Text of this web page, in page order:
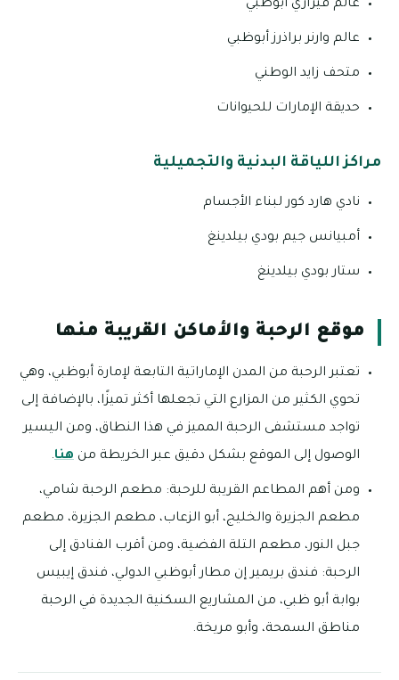
عالم فيراري أبوظبي
عالم وارنر براذرز أبوظبي
متحف زايد الوطني
حديقة الإمارات للحيوانات
مراكز اللياقة البدنية والتجميلية
نادي هارد كور لبناء الأجسام
أمبيانس جيم بودي بيلدينغ
ستار بودي بيلدينغ
موقع الرحبة والأماكن القريبة منها
تعتبر الرحبة من المدن الإماراتية التابعة لإمارة أبوظبي، وهي
تحوي الكثير من المزارع التي تجعلها أكثر تميزًا، بالإضافة إلى
تواجد مستشفى الرحبة المميز في هذا النطاق، ومن اليسير
الوصول إلى الموقع بشكل دقيق عبر الخريطة من هنا.
ومن أهم المطاعم القريبة للرحبة: مطعم الرحبة شامي،
مطعم الجزيرة والخليج، أبو الزعاب، مطعم الجزيرة، مطعم
جبل النور، مطعم التلة الفضية، ومن أقرب الفنادق إلى
الرحبة: فندق بريمير إن مطار أبوظبي الدولي، فندق إيبيس
بوابة أبو ظبي، من المشاريع السكنية الجديدة في الرحبة
مناطق السمحة، وأبو مريخة.